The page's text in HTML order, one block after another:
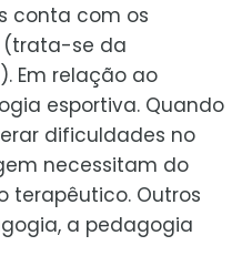
conta com os
(trata-se da
Em relação ao
esportiva. Quando
dificuldades no
necessitam do
terapêutico. Outros
a pedagogia